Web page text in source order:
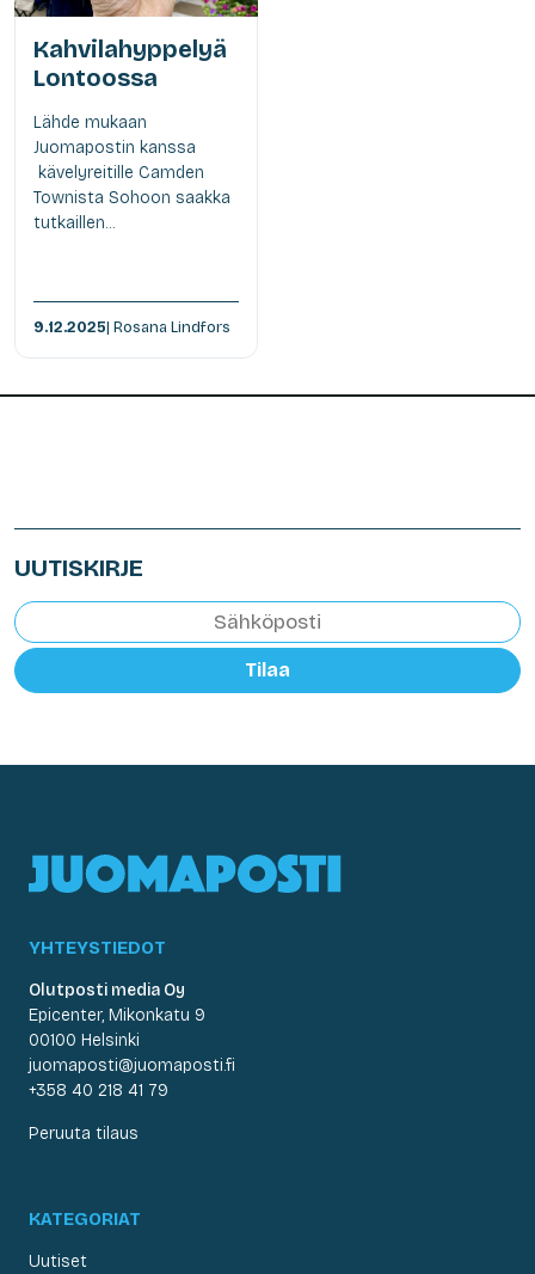
Kahvilahyppelyä
Lontoossa
Lähde mukaan
Juomapostin kanssa
kävelyreitille Camden
Townista Sohoon saakka
tutkaillen...
9.12.2025| Rosana Lindfors
UUTISKIRJE
Tilaa
YHTEYSTIEDOT
Olutposti media Oy
Epicenter, Mikonkatu 9
00100 Helsinki
juomaposti@juomaposti.fi
+358 40 218 41 79
Peruuta tilaus
KATEGORIAT
Uutiset